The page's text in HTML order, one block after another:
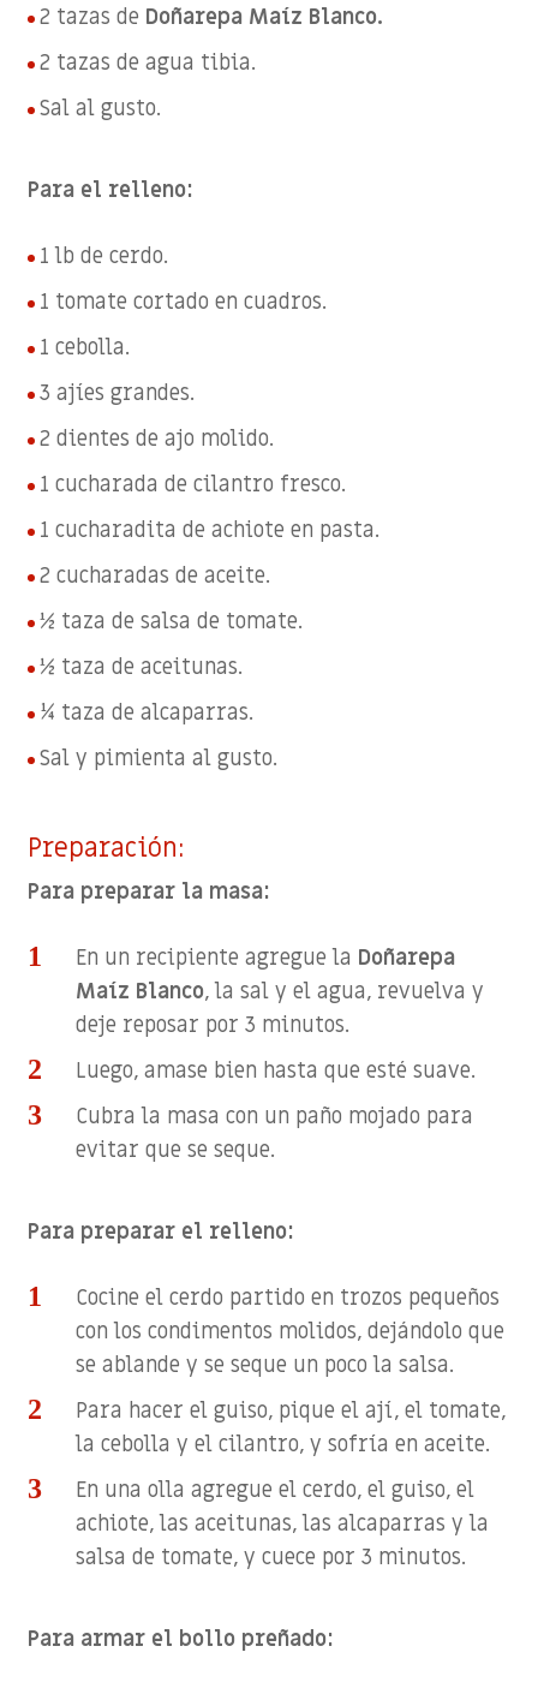
2 tazas de Doñarepa Maíz Blanco.
2 tazas de agua tibia.
Sal al gusto.
Para el relleno:
1 lb de cerdo.
1 tomate cortado en cuadros.
1 cebolla.
3 ajíes grandes.
2 dientes de ajo molido.
1 cucharada de cilantro fresco.
1 cucharadita de achiote en pasta.
2 cucharadas de aceite.
½ taza de salsa de tomate.
½ taza de aceitunas.
¼ taza de alcaparras.
Sal y pimienta al gusto.
Preparación:
Para preparar la masa:
En un recipiente agregue la Doñarepa
Maíz Blanco, la sal y el agua, revuelva y
deje reposar por 3 minutos.
Luego, amase bien hasta que esté suave.
Cubra la masa con un paño mojado para
evitar que se seque.
Para preparar el relleno:
Cocine el cerdo partido en trozos pequeños
con los condimentos molidos, dejándolo que
se ablande y se seque un poco la salsa.
Para hacer el guiso, pique el ají, el tomate,
la cebolla y el cilantro, y sofría en aceite.
En una olla agregue el cerdo, el guiso, el
achiote, las aceitunas, las alcaparras y la
salsa de tomate, y cuece por 3 minutos.
Para armar el bollo preñado: